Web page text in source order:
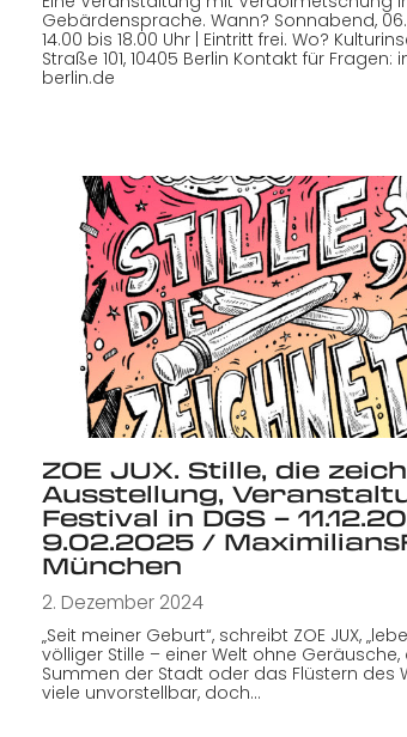
Gebärdensprache. Wann? Sonnabend,
14.00 bis 18.00 Uhr | Eintritt frei. Wo?
Straße 101, 10405 Berlin Kontakt für Fragen:
berlin.de
ZOE JUX. Stille, die
Ausstellung,
Festival in DGS –
9.02.2025 /
München
2. Dezember 2024
„Seit meiner Geburt“, schreibt ZOE JUX,
völliger Stille – einer Welt ohne
Summen der Stadt oder das Flüstern des
viele unvorstellbar, doch…